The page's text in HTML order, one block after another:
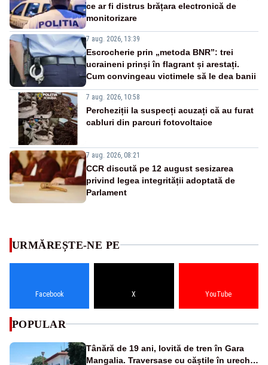
ce ar fi distrus brățara electronică de
monitorizare
7 aug. 2026, 13:39
Escrocherie prin „metoda BNR”: trei
ucraineni prinși în flagrant și arestați.
Cum convingeau victimele să le dea banii
7 aug. 2026, 10:58
Percheziții la suspecți acuzați că au furat
cabluri din parcuri fotovoltaice
7 aug. 2026, 08:21
CCR discută pe 12 august sesizarea
privind legea integrității adoptată de
Parlament
URMĂREȘTE-NE PE
Facebook X YouTube
POPULAR
Tânără de 19 ani, lovită de tren în Gara
Mangalia. Traversase cu căștile în urechi